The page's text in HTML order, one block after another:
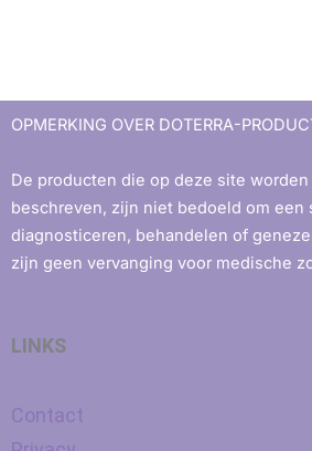
OPMERKING OVER DOTERRA-
De producten die op deze site
beschreven, zijn niet bedoeld om
diagnosticeren, behandelen of
zijn geen vervanging voor medische
LINKS
Contact